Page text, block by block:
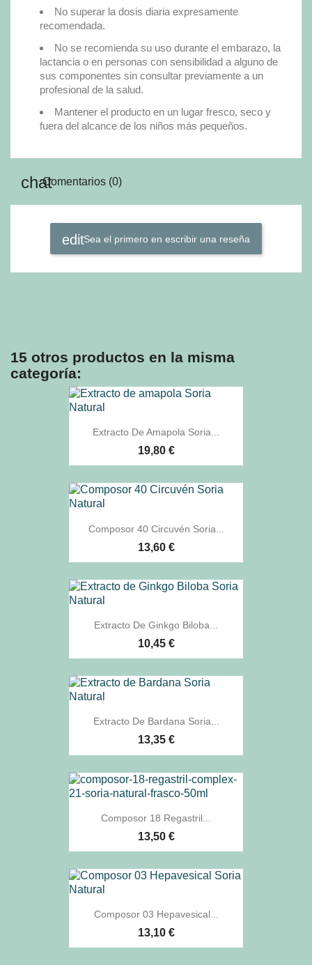
No superar la dosis diaria expresamente
recomendada.
No se recomienda su uso durante el embarazo, la
lactancia o en personas con sensibilidad a alguno de
sus componentes sin consultar previamente a un
profesional de la salud.
Mantener el producto en un lugar fresco, seco y
fuera del alcance de los niños más pequeños.
Comentarios (0)
Sea el primero en escribir una reseña
15 otros productos en la misma
categoría:
Extracto De Amapola Soria...
19,80 €
Composor 40 Circuvén Soria...
13,60 €
Extracto De Ginkgo Biloba...
10,45 €
Extracto De Bardana Soria...
13,35 €
Composor 18 Regastril...
13,50 €
Composor 03 Hepavesical...
13,10 €